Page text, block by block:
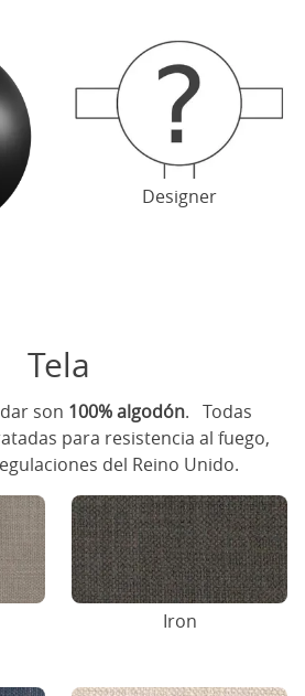
Designer
Tela
son 100% algodón. Todas
para resistencia al fuego,
del Reino Unido.
Iron